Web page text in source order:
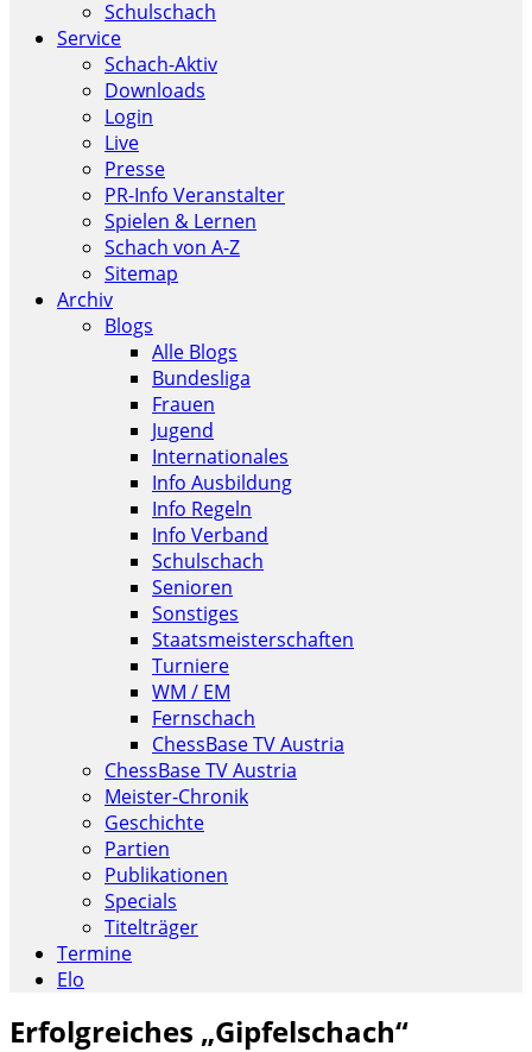
Schulschach
Service
Schach-Aktiv
Downloads
Login
Live
Presse
PR-Info Veranstalter
Spielen & Lernen
Schach von A-Z
Sitemap
Archiv
Blogs
Alle Blogs
Bundesliga
Frauen
Jugend
Internationales
Info Ausbildung
Info Regeln
Info Verband
Schulschach
Senioren
Sonstiges
Staatsmeisterschaften
Turniere
WM / EM
Fernschach
ChessBase TV Austria
ChessBase TV Austria
Meister-Chronik
Geschichte
Partien
Publikationen
Specials
Titelträger
Termine
Elo
Erfolgreiches „Gipfelschach“